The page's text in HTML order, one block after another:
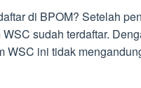
di BPOM? Setelah
sudah terdaftar.
WSC ini tidak